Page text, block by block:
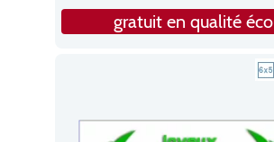
gratuit en qualité éco